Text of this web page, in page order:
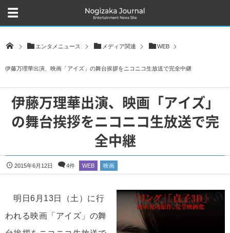
エンタメニュース メディア関連 WEB
伊藤万理華出演、映画「アイズ」の舞台挨拶をニコニコ生放送で完全中継
伊藤万理華出演、映画「アイズ」
の舞台挨拶をニコニコ生放送で完
全中継
2015年6月12日 4件 WEB 映画
明日6月13日（土）に行
われる映画「アイズ」の舞